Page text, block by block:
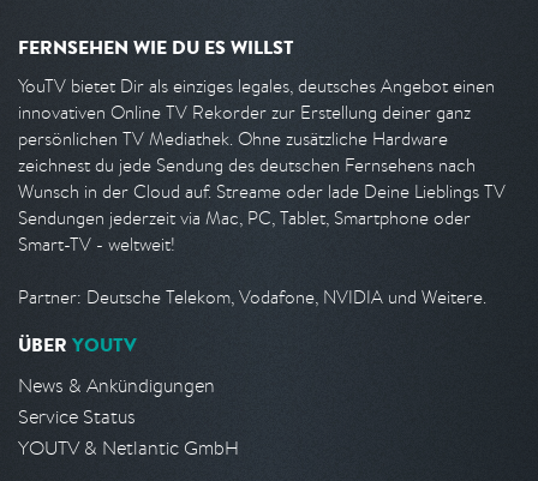
FERNSEHEN WIE DU ES WILLST
YouTV bietet Dir als einziges legales, deutsches Angebot einen
innovativen Online TV Rekorder zur Erstellung deiner ganz
persönlichen TV Mediathek. Ohne zusätzliche Hardware
zeichnest du jede Sendung des deutschen Fernsehens nach
Wunsch in der Cloud auf. Streame oder lade Deine Lieblings TV
Sendungen jederzeit via Mac, PC, Tablet, Smartphone oder
Smart-TV - weltweit!
Partner: Deutsche Telekom, Vodafone, NVIDIA und Weitere.
ÜBER YOUTV
News & Ankündigungen
Service Status
YOUTV & Netlantic GmbH